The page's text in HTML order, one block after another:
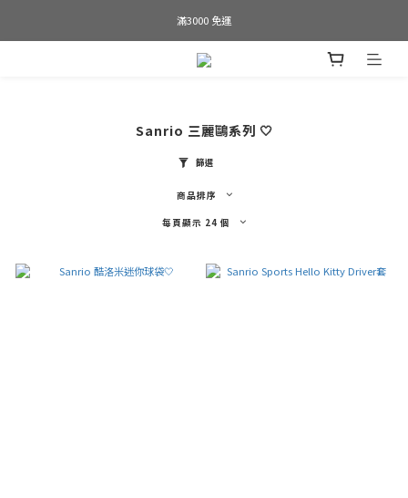
Welcome to SWAP GOLF
滿3000 免運
Bogey is the new Birdie
Sanrio 三麗鷗系列 🤍
篩選
商品排序
每頁顯示 24 個